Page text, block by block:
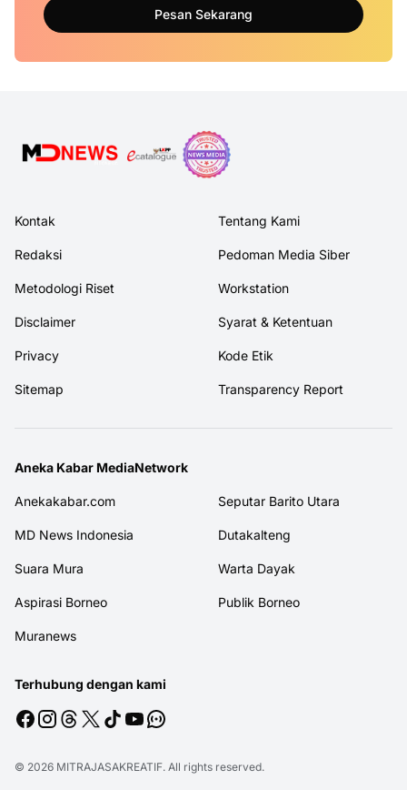
Pesan Sekarang
Kontak Tentang Kami
Redaksi Pedoman Media Siber
Metodologi Riset Workstation
Disclaimer Syarat & Ketentuan
Privacy Kode Etik
Sitemap Transparency Report
Aneka Kabar MediaNetwork
Anekakabar.com Seputar Barito Utara
MD News Indonesia Dutakalteng
Suara Mura Warta Dayak
Aspirasi Borneo Publik Borneo
Muranews
Terhubung dengan kami
© 2026 MITRAJASAKREATIF. All rights reserved.